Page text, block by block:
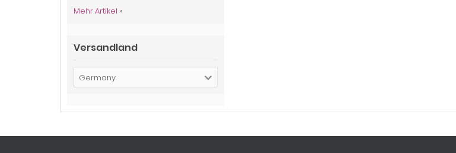
Mehr Artikel »
Versandland
Germany